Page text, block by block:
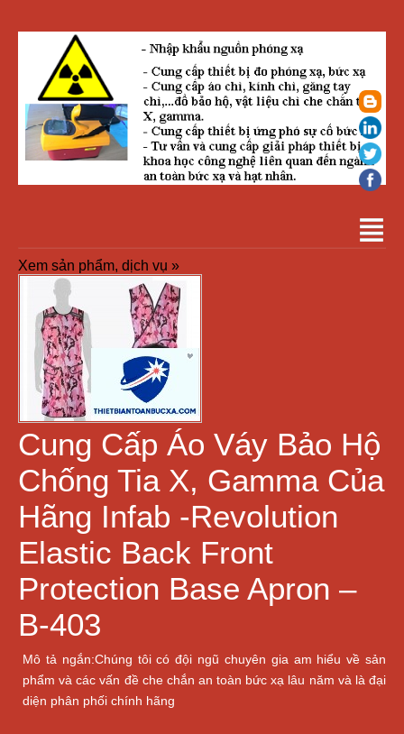
Xem sản phẩm, dịch vụ »
Cung Cấp Áo Váy Bảo Hộ
Chống Tia X, Gamma Của
Hãng Infab -Revolution
Elastic Back Front
Protection Base Apron –
B-403
Mô tả ngắn:Chúng tôi có đội ngũ chuyên gia am hiểu về sản
phẩm và các vấn đề che chắn an toàn bức xạ lâu năm và là đại
diện phân phối chính hãng